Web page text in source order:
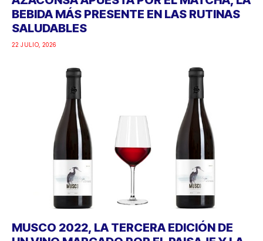
BEBIDA MÁS PRESENTE EN LAS RUTINAS
SALUDABLES
22 JULIO, 2026
MUSCO 2022, LA TERCERA EDICIÓN DE